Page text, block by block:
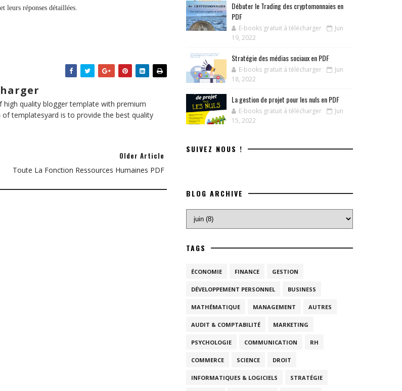
leurs réponses détaillées.
quality blogger template with premium
templatesyard is to provide the best quality
Older Article
Toute La Fonction Ressources Humaines PDF
Débuter le Trading des cryptomonnaies en
PDF
E-books gratuit à télécharger
Jun
19, 2022
Stratégie des médias sociaux en PDF
E-books gratuit à télécharger
Jun
18, 2022
La gestion de projet pour les nuls en PDF
E-books gratuit à télécharger
Jun
15, 2022
SUIVEZ NOUS !
BLOG ARCHIVE
TAGS
ÉCONOMIE FINANCE GESTION
DÉVELOPPEMENT PERSONNEL BUSINESS
MATHÉMATIQUE MANAGEMENT AUTRES
AUDIT & COMPTABILITÉ MARKETING
PSYCHOLOGIE COMMUNICATION RH
COMMERCE SCIENCE DROIT
INFORMATIQUES & LOGICIELS STRATÉGIE